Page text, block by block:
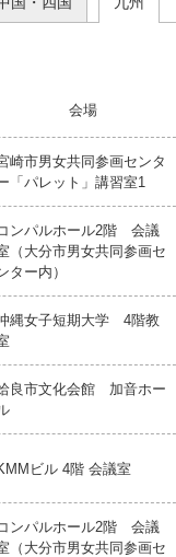
会場
崎市男女共同参画センタ
「パレット」講習室1
ンパルホール2階 会議
（大分市男女共同参画セ
ター内）
縄女子短期大学 4階教
良市文化会館 加音ホー
ビル 4階 会議室
ンパルホール2階 会議
（大分市男女共同参画セ